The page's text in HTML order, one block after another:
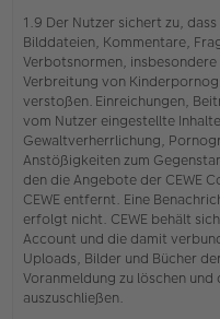
1.9 Der Nutzer sichert zu,
Bilddateien, Kommentare,
Verbotsnormen,
Verbreitung von
verstoßen. Einreichungen,
vom Nutzer eingestellte
Gewaltverherrlichung,
Anstößigkeiten zum
den die Angebote der CEWE
CEWE entfernt. Eine
erfolgt nicht. CEWE behält
Account und die damit
Uploads, Bilder und Bücher
Voranmeldung zu löschen
auszuschließen.